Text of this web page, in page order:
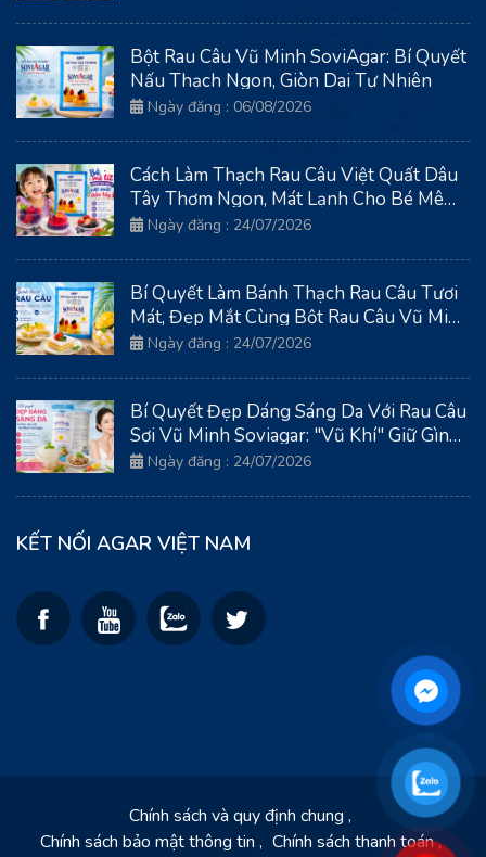
Bột Rau Câu Vũ Minh SoviAgar: Bí Quyết
Nấu Thạch Ngon, Giòn Dai Tự Nhiên
Ngày đăng : 06/08/2026
Cách Làm Thạch Rau Câu Việt Quất Dâu
Tây Thơm Ngon, Mát Lạnh Cho Bé Mê
TítNgày đăng : 24/07/2026
Bí Quyết Làm Bánh Thạch Rau Câu Tươi
Mát, Đẹp Mắt Cùng Bột Rau Câu Vũ Minh
Soviagar
Ngày đăng : 24/07/2026
Bí Quyết Đẹp Dáng Sáng Da Với Rau Câu
Sợi Vũ Minh Soviagar: "Vũ Khí" Giữ Gìn
Thanh Xuân Từ Biển Cả
Ngày đăng : 24/07/2026
KẾT NỐI AGAR VIỆT NAM
Chính sách và quy định chung
Chính sách bảo mật thông tin
Chính sách thanh toán